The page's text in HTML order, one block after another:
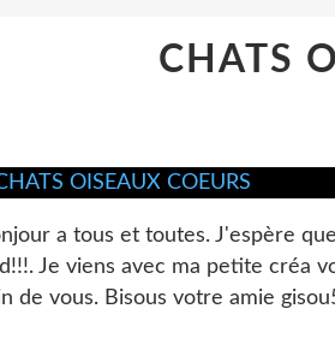
CHATS
a tous et toutes. J'espère
Je viens avec ma petite créa
de vous. Bisous votre amie